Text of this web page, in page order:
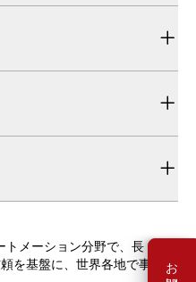
トメーション分野で、長
を基盤に、世界各地で事